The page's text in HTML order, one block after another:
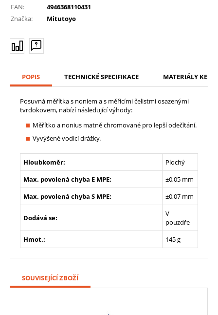
EAN:
4946368110431
Značka:
Mitutoyo
POPIS TECHNICKÉ SPECIFIKACE MATERIÁLY KE
Posuvná měřítka s noniem a s měřicími čelistmi osazenými
tvrdokovem, nabízí následující výhody:
Měřítko a nonius matně chromované pro lepší odečítání.
Vyvýšené vodicí drážky.
Hloubkoměr:
Plochý
Max. povolená chyba E MPE:
±0,05 mm
Max. povolená chyba S MPE:
±0,07 mm
Dodává se:
V
pouzdře
Hmot.:
145 g
SOUVISEJÍCÍ ZBOŽÍ